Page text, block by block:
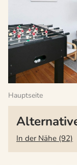
Hauptseite
In der Nähe (92)